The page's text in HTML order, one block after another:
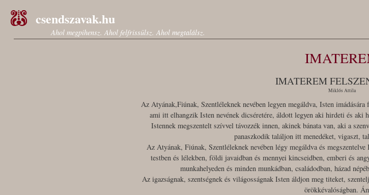
csendszavak.hu
Ahol megpihensz. Ahol felfrissülsz. Ahol megtalálsz.
IMATEREM
Miklós Attila
Az Atyának,Fiúnak, Szentléleknek nevében legyen megáldva, Isten
ami itt elhangzik Isten nevének dicséretére, áldott legyen aki hirdeti és
Istennek megszentelt szívvel távozzék innen, akinek bánata van, aki a
panaszkodik találjon itt menedéket, vigaszt,
Az Atyának, Fiúnak, Szentléleknek nevében légy megáldva és
testben és lélekben, földi javaidban és mennyei kincseidben, emberi és
munkahelyeden és minden munkádban, családodban, házad
Az igazságnak, szentségnek és világosságnak Isten áldjon meg titeket,
örökkévalóságban.